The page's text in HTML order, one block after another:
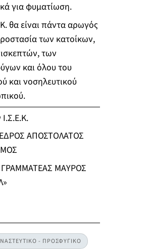
για φυματίωση.
θα είναι πάντα αρωγός
των κατοίκων,
των
και όλου του
και νοσηλευτικού
Ι.Σ.Ε.Κ.
ΑΠΟΣΤΟΛΑΤΟΣ
ΜΑΥΡΟΣ
- ΠΡΟΣΦΥΓΙΚΟ